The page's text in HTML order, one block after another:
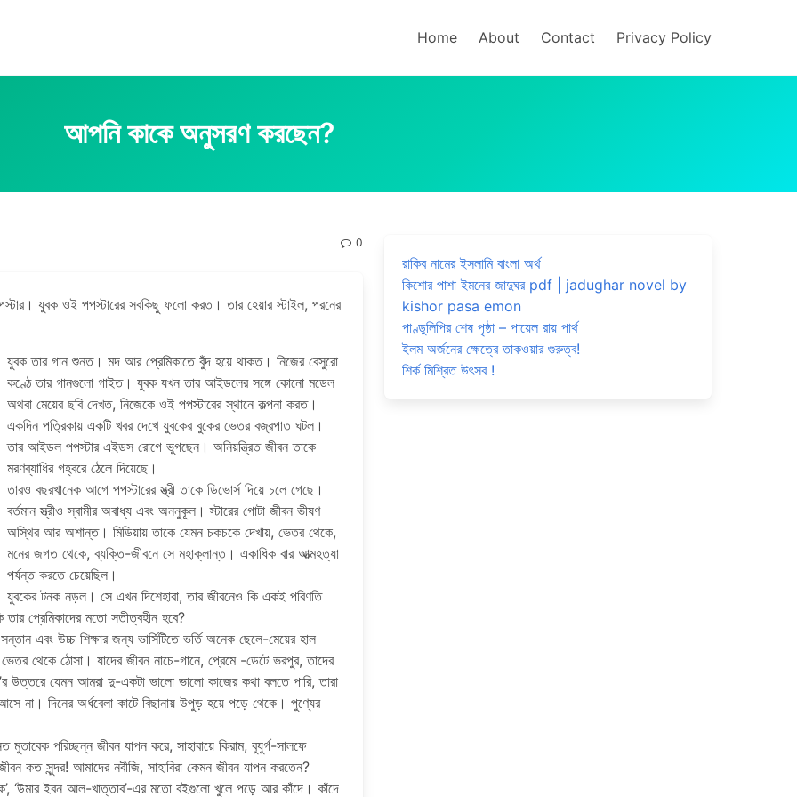
Home About Contact Privacy Policy
আপনি কাকে অনুসরণ করছেন?
0
যুবক ওই পপস্টারের সবকিছু ফলো করত। তার হেয়ার স্টাইল, পরনের
যুবক তার গান শুনত। মদ আর প্রেমিকাতে বুঁদ হয়ে থাকত। নিজের বেসুরো
কণ্ঠে তার গানগুলো গাইত। যুবক যখন তার আইডলের সঙ্গে কোনো মডেল
অথবা মেয়ের ছবি দেখত, নিজেকে ওই পপস্টারের স্থানে কল্পনা করত।
একদিন পত্রিকায় একটি খবর দেখে যুবকের বুকের ভেতর বজ্রপাত ঘটল।
তার আইডল পপস্টার এইডস রোগে ভুগছেন। অনিয়ন্ত্রিত জীবন তাকে
মরণব্যাধির গহ্বরে ঠেলে দিয়েছে।
তারও বছরখানেক আগে পপস্টারের স্ত্রী তাকে ডিভোর্স দিয়ে চলে গেছে।
বর্তমান স্ত্রীও স্বামীর অবাধ্য এবং অননুকূল। স্টারের গোটা জীবন ভীষণ
অস্থির আর অশান্ত। মিডিয়ায় তাকে যেমন চকচকে দেখায়, ভেতর থেকে,
মনের জগত থেকে, ব্যক্তি-জীবনে সে মহাক্লান্ত। একাধিক বার আত্মহত্যা
পর্যন্ত করতে চেয়েছিল।
যুবকের টনক নড়ল। সে এখন দিশেহারা, তার জীবনেও কি একই পরিণতি
প্রেমিকাদের মতো সতীত্বহীন হবে?
এবং উচ্চ শিক্ষার জন্য ভার্সিটিতে ভর্তি অনেক ছেলে-মেয়ের হাল
থেকে ঠোসা। যাদের জীবন নাচে-গানে, প্রেমে -ডেটে ভরপুর, তাদের
উত্তরে যেমন আমরা দু-একটা ভালো ভালো কাজের কথা বলতে পারি, তারা
না। দিনের অর্ধবেলা কাটে বিছানায় উপুড় হয়ে পড়ে থেকে। পুণ্যের
মুতাবেক পরিচ্ছন্ন জীবন যাপন করে, সাহাবায়ে কিরাম, বুযুর্গ-সালফে
কত সুন্দর! আমাদের নবীজি, সাহাবিরা কেমন জীবন যাপন করতেন?
‘উমার ইবন আল-খাত্তাব’-এর মতো বইগুলো খুলে পড়ে আর কাঁদে। কাঁদে
রাকিব নামের ইসলামি বাংলা অর্থ
কিশোর পাশা ইমনের জাদুঘর pdf | jadughar novel by
kishor pasa emon
পাণ্ডুলিপির শেষ পৃষ্ঠা – পায়েল রায় পার্থ
ইলম অর্জনের ক্ষেত্রে তাকওয়ার গুরুত্ব!
শির্ক মিশ্রিত উৎসব !